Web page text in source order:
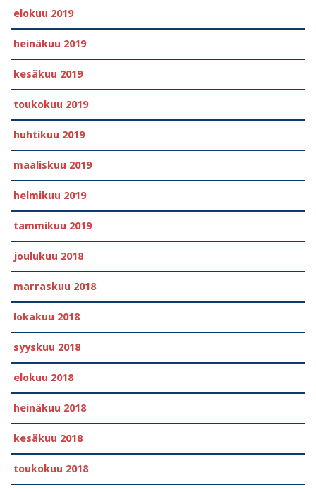
elokuu 2019
heinäkuu 2019
kesäkuu 2019
toukokuu 2019
huhtikuu 2019
maaliskuu 2019
helmikuu 2019
tammikuu 2019
joulukuu 2018
marraskuu 2018
lokakuu 2018
syyskuu 2018
elokuu 2018
heinäkuu 2018
kesäkuu 2018
toukokuu 2018